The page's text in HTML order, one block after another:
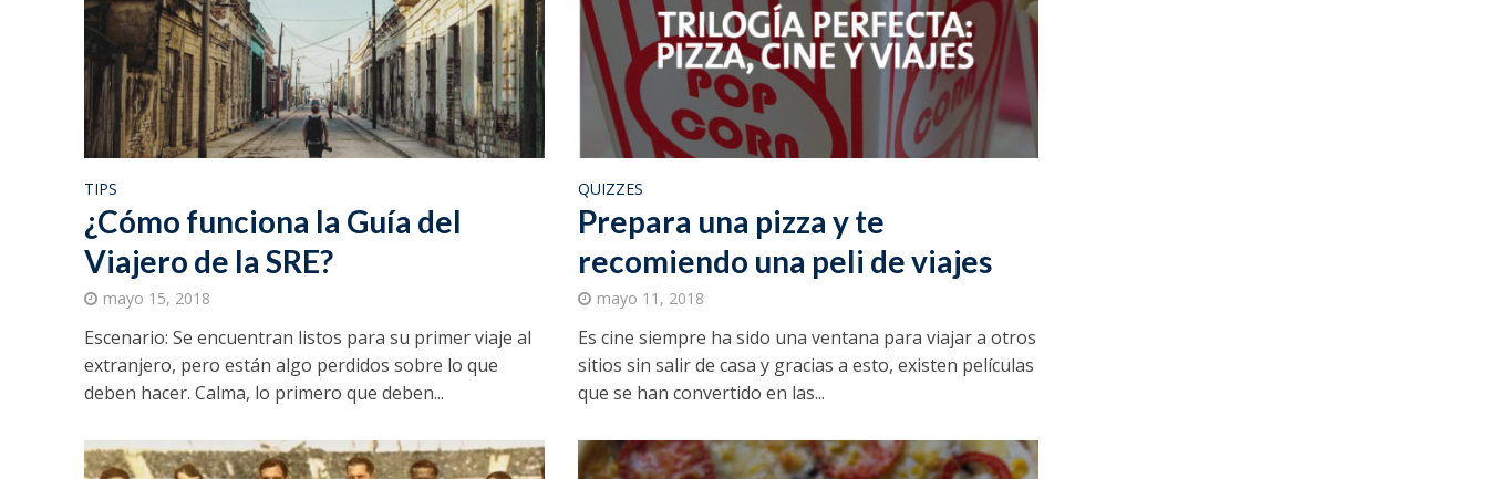
TIPS
¿Cómo funciona la Guía del
Viajero de la SRE?
mayo 15, 2018
Escenario: Se encuentran listos para su primer viaje al
extranjero, pero están algo perdidos sobre lo que
deben hacer. Calma, lo primero que deben...
QUIZZES
Prepara una pizza y te
recomiendo una peli de viajes
mayo 11, 2018
Es cine siempre ha sido una ventana para viajar a otros
sitios sin salir de casa y gracias a esto, existen películas
que se han convertido en las...